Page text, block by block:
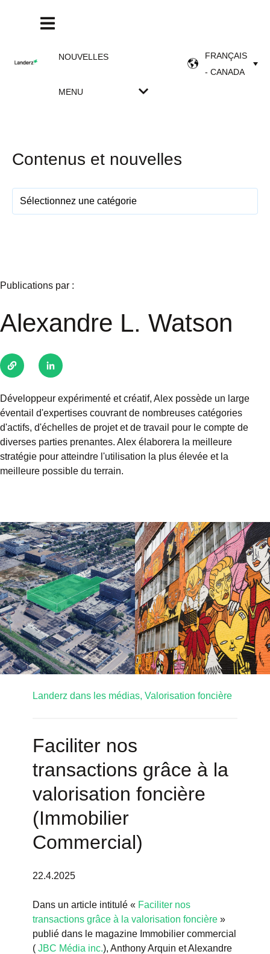
NOUVELLES
MENU
FRANÇAIS
- CANADA
Contenus et nouvelles
Publications par :
Alexandre L. Watson
Développeur expérimenté et créatif, Alex possède un large
éventail d'expertises couvrant de nombreuses catégories
d'actifs, d'échelles de projet et de travail pour le compte de
diverses parties prenantes. Alex élaborera la meilleure
stratégie pour atteindre l'utilisation la plus élevée et la
meilleure possible du terrain.
Landerz dans les médias, Valorisation foncière
Faciliter nos
transactions grâce à la
valorisation foncière
(Immobilier
Commercial)
22.4.2025
Dans un article intitulé « Faciliter nos
transactions grâce à la valorisation foncière »
publié dans le magazine Immobilier commercial
( JBC Média inc.), Anthony Arquin et Alexandre